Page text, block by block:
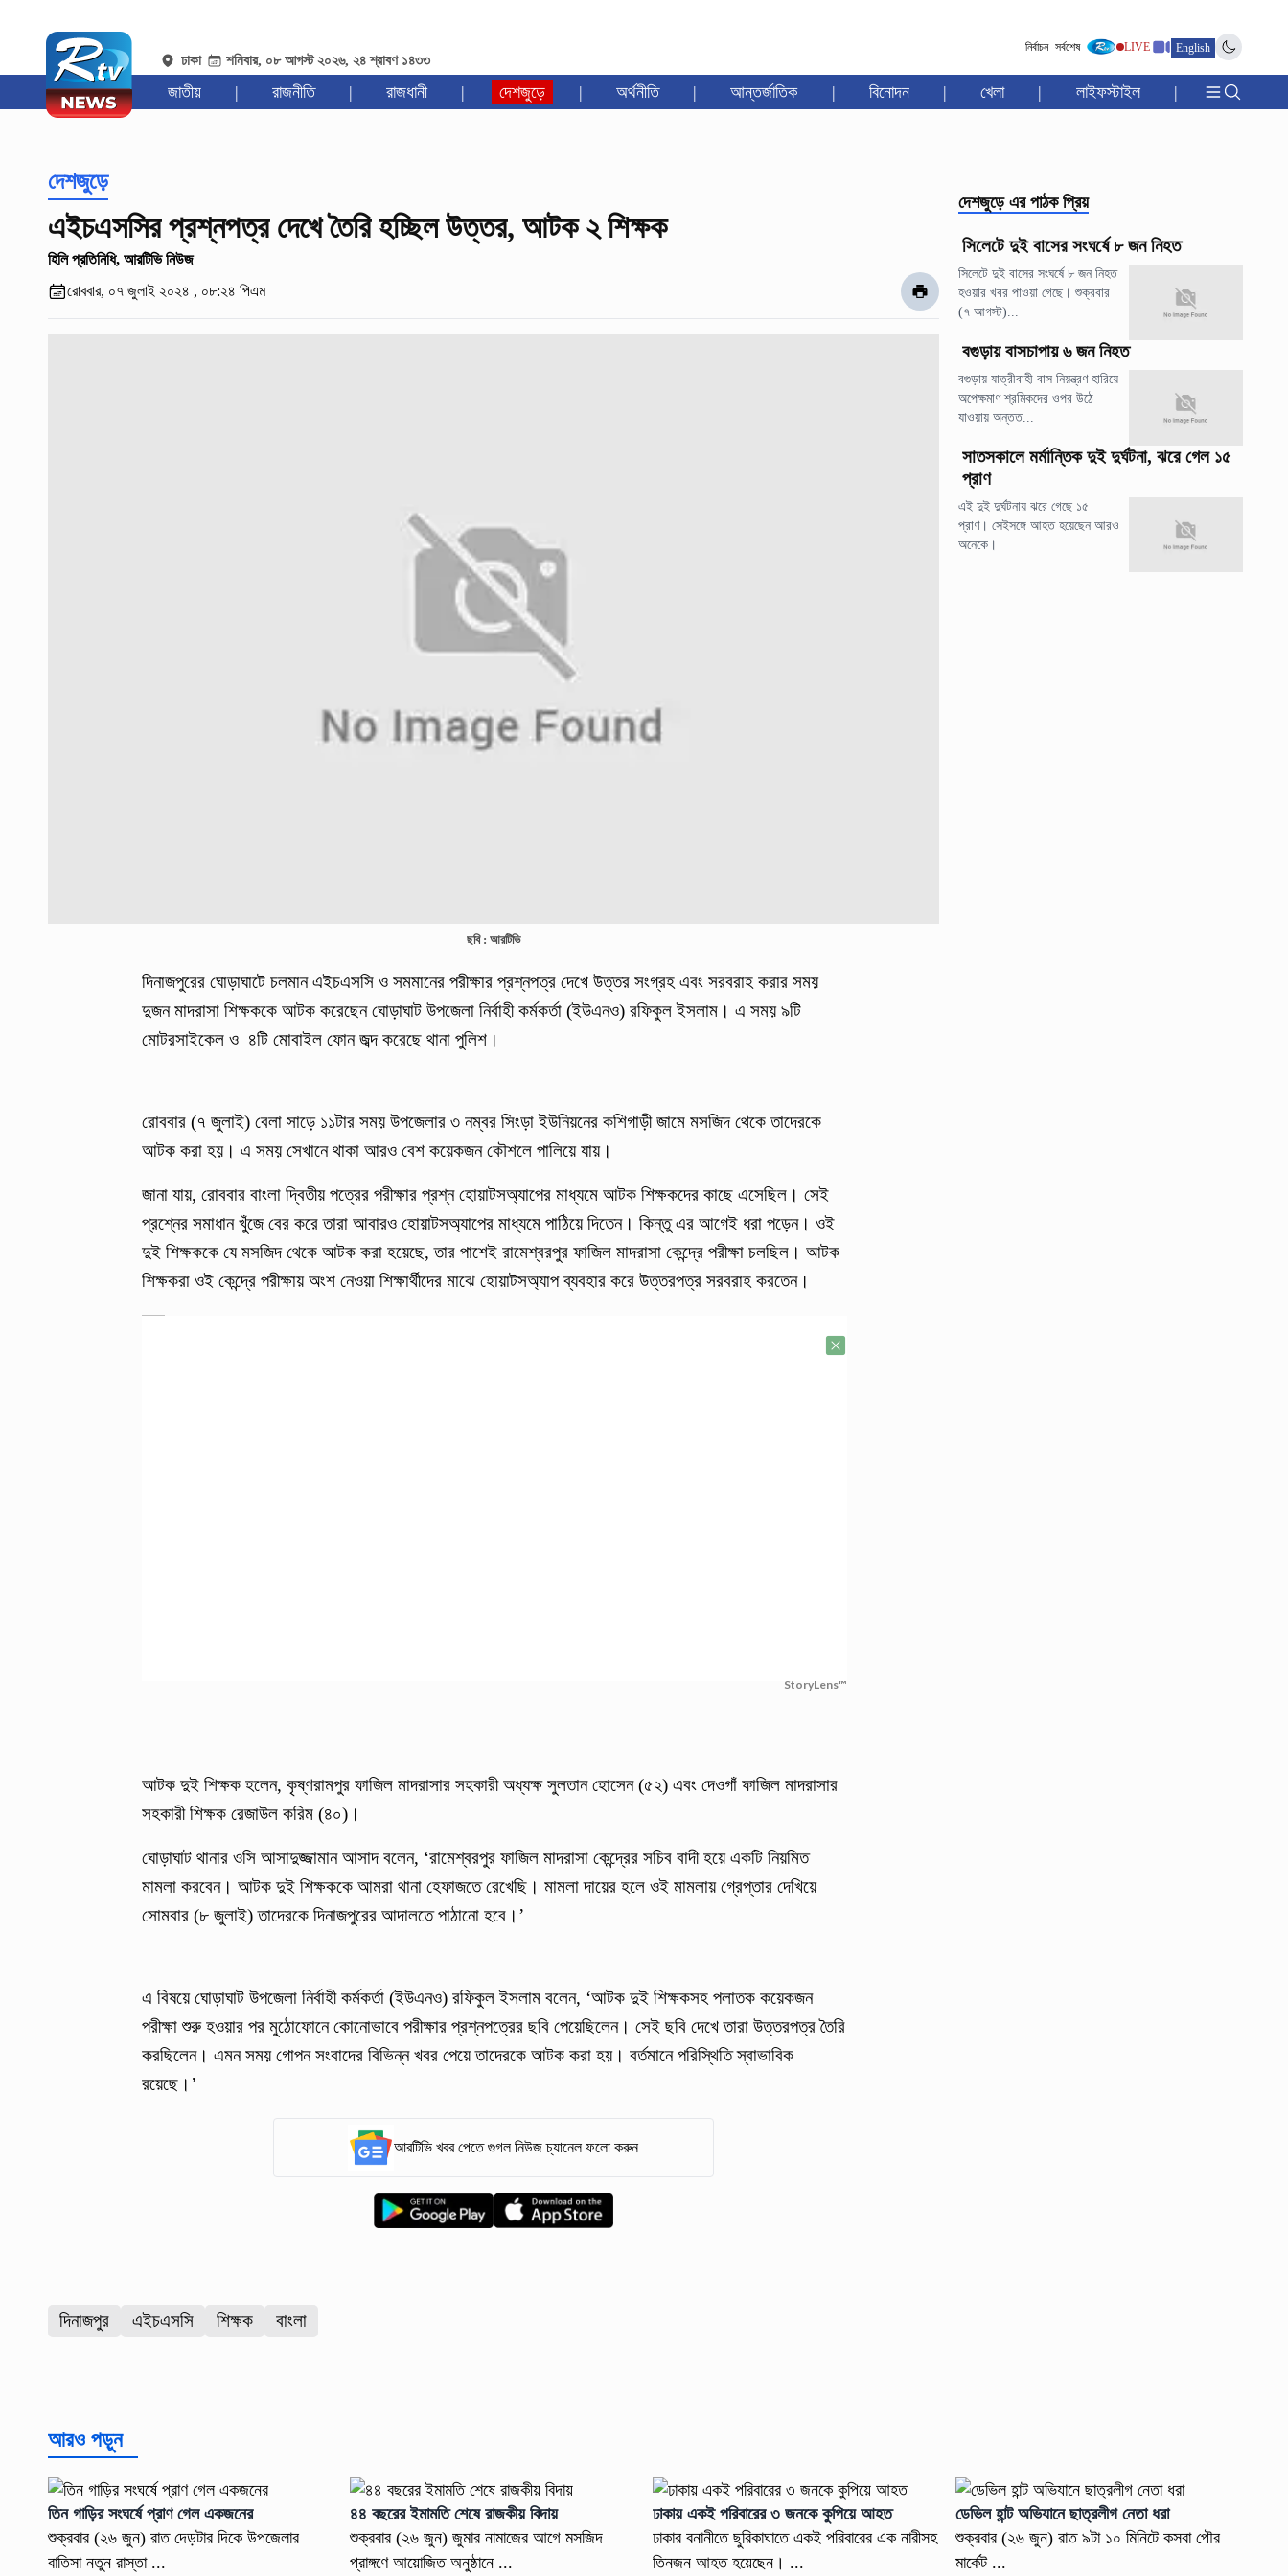
ঢাকা শনিবার, ০৮ আগস্ট ২০২৬, ২৪ শ্রাবণ ১৪৩৩
নির্বাচন সর্বশেষ LIVE English
জাতীয় | রাজনীতি | রাজধানী | দেশজুড়ে | অর্থনীতি | আন্তর্জাতিক | বিনোদন | খেলা | লাইফস্টাইল |
দেশজুড়ে
এইচএসসির প্রশ্নপত্র দেখে তৈরি হচ্ছিল উত্তর, আটক ২ শিক্ষক
হিলি প্রতিনিধি, আরটিভি নিউজ
রোববার, ০৭ জুলাই ২০২৪ , ০৮:২৪ পিএম
ছবি : আরটিভি
দিনাজপুরের ঘোড়াঘাটে চলমান এইচএসসি ও সমমানের পরীক্ষার প্রশ্নপত্র দেখে উত্তর সংগ্রহ এবং সরবরাহ করার সময়
দুজন মাদরাসা শিক্ষককে আটক করেছেন ঘোড়াঘাট উপজেলা নির্বাহী কর্মকর্তা (ইউএনও) রফিকুল ইসলাম। এ সময় ৯টি
মোটরসাইকেল ও ৪টি মোবাইল ফোন জব্দ করেছে থানা পুলিশ।
রোববার (৭ জুলাই) বেলা সাড়ে ১১টার সময় উপজেলার ৩ নম্বর সিংড়া ইউনিয়নের কশিগাড়ী জামে মসজিদ থেকে তাদেরকে
আটক করা হয়। এ সময় সেখানে থাকা আরও বেশ কয়েকজন কৌশলে পালিয়ে যায়।
জানা যায়, রোববার বাংলা দ্বিতীয় পত্রের পরীক্ষার প্রশ্ন হোয়াটসঅ্যাপের মাধ্যমে আটক শিক্ষকদের কাছে এসেছিল। সেই
প্রশ্নের সমাধান খুঁজে বের করে তারা আবারও হোয়াটসঅ্যাপের মাধ্যমে পাঠিয়ে দিতেন। কিন্তু এর আগেই ধরা পড়েন। ওই
দুই শিক্ষককে যে মসজিদ থেকে আটক করা হয়েছে, তার পাশেই রামেশ্বরপুর ফাজিল মাদরাসা কেন্দ্রে পরীক্ষা চলছিল। আটক
শিক্ষকরা ওই কেন্দ্রে পরীক্ষায় অংশ নেওয়া শিক্ষার্থীদের মাঝে হোয়াটসঅ্যাপ ব্যবহার করে উত্তরপত্র সরবরাহ করতেন।
StoryLens™
আটক দুই শিক্ষক হলেন, কৃষ্ণরামপুর ফাজিল মাদরাসার সহকারী অধ্যক্ষ সুলতান হোসেন (৫২) এবং দেওগাঁ ফাজিল মাদরাসার
সহকারী শিক্ষক রেজাউল করিম (৪০)।
ঘোড়াঘাট থানার ওসি আসাদুজ্জামান আসাদ বলেন, ‘রামেশ্বরপুর ফাজিল মাদরাসা কেন্দ্রের সচিব বাদী হয়ে একটি নিয়মিত
মামলা করবেন। আটক দুই শিক্ষককে আমরা থানা হেফাজতে রেখেছি। মামলা দায়ের হলে ওই মামলায় গ্রেপ্তার দেখিয়ে
সোমবার (৮ জুলাই) তাদেরকে দিনাজপুরের আদালতে পাঠানো হবে।’
এ বিষয়ে ঘোড়াঘাট উপজেলা নির্বাহী কর্মকর্তা (ইউএনও) রফিকুল ইসলাম বলেন, ‘আটক দুই শিক্ষকসহ পলাতক কয়েকজন
পরীক্ষা শুরু হওয়ার পর মুঠোফোনে কোনোভাবে পরীক্ষার প্রশ্নপত্রের ছবি পেয়েছিলেন। সেই ছবি দেখে তারা উত্তরপত্র তৈরি
করছিলেন। এমন সময় গোপন সংবাদের বিভিন্ন খবর পেয়ে তাদেরকে আটক করা হয়। বর্তমানে পরিস্থিতি স্বাভাবিক
রয়েছে।’
আরটিভি খবর পেতে গুগল নিউজ চ্যানেল ফলো করুন
দিনাজপুর এইচএসসি শিক্ষক বাংলা
দেশজুড়ে এর পাঠক প্রিয়
সিলেটে দুই বাসের সংঘর্ষে ৮ জন নিহত
সিলেটে দুই বাসের সংঘর্ষে ৮ জন নিহত
হওয়ার খবর পাওয়া গেছে। শুক্রবার
(৭ আগস্ট)...
বগুড়ায় বাসচাপায় ৬ জন নিহত
বগুড়ায় যাত্রীবাহী বাস নিয়ন্ত্রণ হারিয়ে
অপেক্ষমাণ শ্রমিকদের ওপর উঠে
যাওয়ায় অন্তত...
সাতসকালে মর্মান্তিক দুই দুর্ঘটনা, ঝরে গেল ১৫
প্রাণ
এই দুই দুর্ঘটনায় ঝরে গেছে ১৫
প্রাণ। সেইসঙ্গে আহত হয়েছেন আরও
অনেকে।
আরও পড়ুন
তিন গাড়ির সংঘর্ষে প্রাণ গেল একজনের
শুক্রবার (২৬ জুন) রাত দেড়টার দিকে উপজেলার
বাতিসা নতুন রাস্তা ...
৪৪ বছরের ইমামতি শেষে রাজকীয় বিদায়
শুক্রবার (২৬ জুন) জুমার নামাজের আগে মসজিদ
প্রাঙ্গণে আয়োজিত অনুষ্ঠানে ...
ঢাকায় একই পরিবারের ৩ জনকে কুপিয়ে আহত
ঢাকার বনানীতে ছুরিকাঘাতে একই পরিবারের এক নারীসহ
তিনজন আহত হয়েছেন। ...
ডেভিল হান্ট অভিযানে ছাত্রলীগ নেতা ধরা
শুক্রবার (২৬ জুন) রাত ৯টা ১০ মিনিটে কসবা পৌর
মার্কেট ...